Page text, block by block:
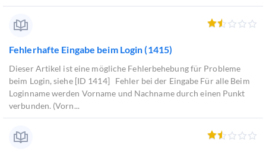
Fehlerhafte Eingabe beim Login (1415)
Dieser Artikel ist eine mögliche Fehlerbehebung für Probleme
beim Login, siehe [ID 1414] Fehler bei der Eingabe Für alle Beim
Loginname werden Vorname und Nachname durch einen Punkt
verbunden. (Vorn...